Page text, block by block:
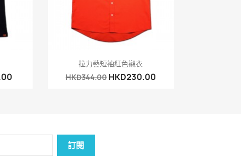
快速查看
拉力藝短袖紅色襯衣
HKD344.00 HKD230.00